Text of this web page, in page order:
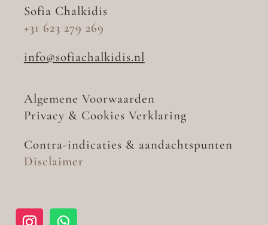
Sofia Chalkidis
+31 623 279 269
info@sofiachalkidis.nl
Algemene Voorwaarden
Privacy & Cookies Verklaring
Contra-indicaties & aandachtspunten
Disclaimer